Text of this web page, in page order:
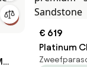
€ 619
Platinum
premium -